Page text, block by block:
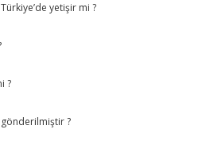
yetişir mi ?
?
gönderilmiştir ?